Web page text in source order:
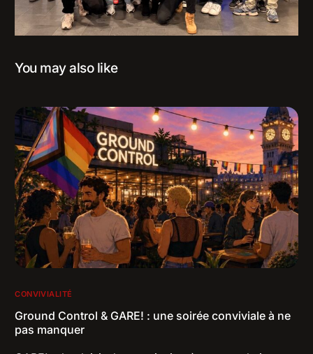
You may also like
CONVIVIALITÉ
Ground Control & GARE! : une soirée conviviale à ne
pas manquer